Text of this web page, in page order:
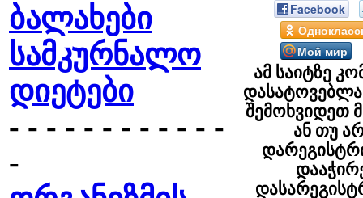
ბალახები
სამკურნალო
დიეტები
- - - - - - - - - - - -
-
Facebook
Мой мир
ამ საიტზე
შემოხვიდეთ
ან თუ